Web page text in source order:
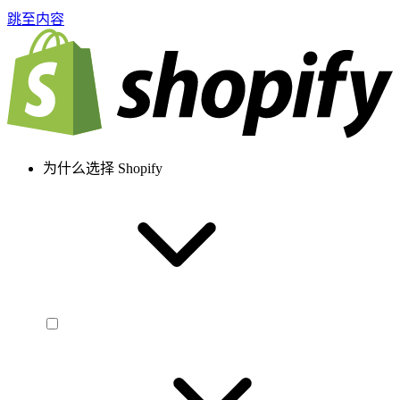
跳至内容
为什么选择 Shopify